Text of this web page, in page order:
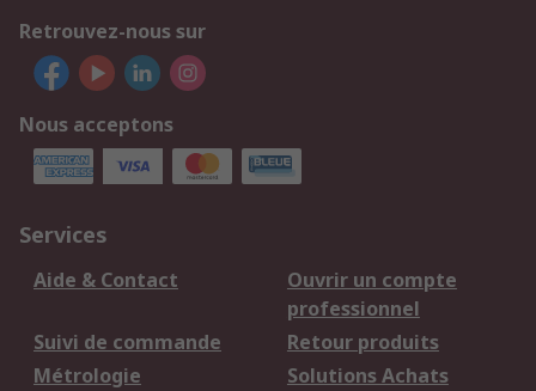
Retrouvez-nous sur
Nous acceptons
Services
Aide & Contact
Ouvrir un compte
professionnel
Suivi de commande
Retour produits
Métrologie
Solutions Achats